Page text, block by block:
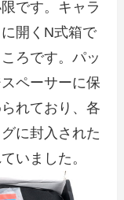
です。キャラ
開くN式箱で
ろです。パッ
ペーサーに保
れており、各
に封入された
いました。